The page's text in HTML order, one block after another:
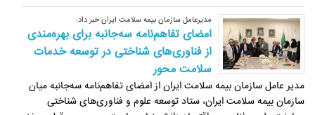
مدیرعامل سازمان بیمه سلامت ایران خبر داد:
امضای تفاهم‌نامه سه‌جانبه برای بهره‌مندی
از فناوری‌های شناختی در توسعه خدمات
سلامت محور
مدیر عامل سازمان بیمه سلامت ایران از امضای تفاهم‌نامه سه‌جانبه میان
سازمان بیمه سلامت ایران، ستاد توسعه علوم و فناوری‌های شناختی